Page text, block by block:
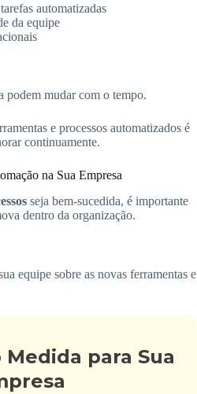
automatizadas
da equipe
podem mudar com o tempo.
e processos automatizados é
continuamente.
na Sua Empresa
seja bem-sucedida, é importante
dentro da organização.
equipe sobre as novas ferramentas e
para Sua